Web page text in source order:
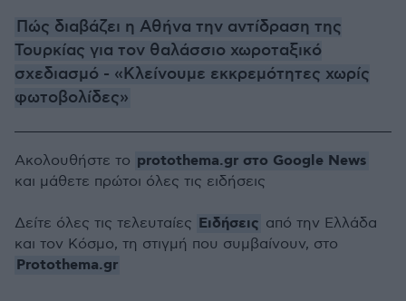
Πώς διαβάζει η Αθήνα την αντίδραση της
Τουρκίας για τον θαλάσσιο χωροταξικό
σχεδιασμό - «Κλείνουμε εκκρεμότητες χωρίς
φωτοβολίδες»
Ακολουθήστε το protothema.gr στο Google News
και μάθετε πρώτοι όλες τις ειδήσεις
Δείτε όλες τις τελευταίες Ειδήσεις από την Ελλάδα
και τον Κόσμο, τη στιγμή που συμβαίνουν, στο
Protothema.gr